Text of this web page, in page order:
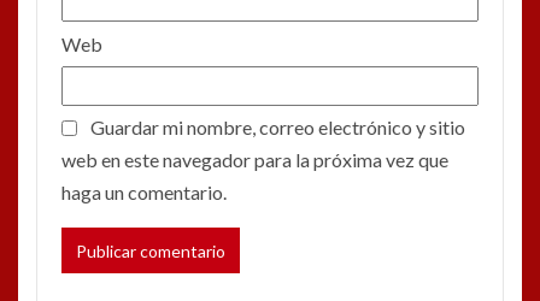
Web
Guardar mi nombre, correo electrónico y sitio
web en este navegador para la próxima vez que
haga un comentario.